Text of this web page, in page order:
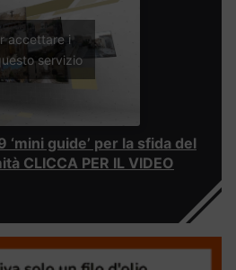
accettare i
servizio
‘mini guide’ per la sfida del
CLICCA PER IL VIDEO